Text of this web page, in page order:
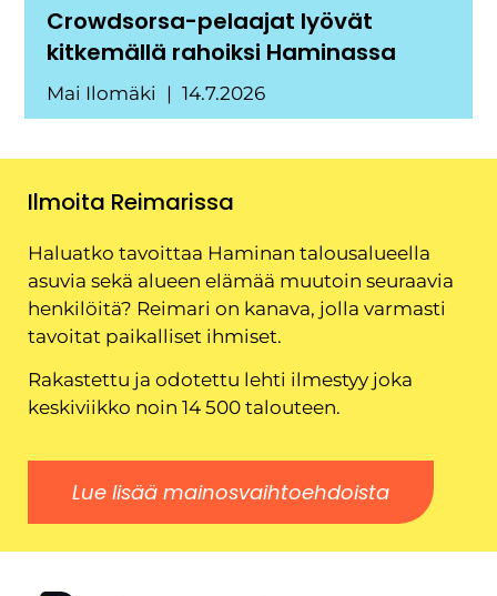
Crowdsorsa-pelaajat lyövät
kitkemällä rahoiksi Haminassa
Mai Ilomäki 14.7.2026
Ilmoita Reimarissa
Haluatko tavoittaa Haminan talousalueella
asuvia sekä alueen elämää muutoin seuraavia
henkilöitä? Reimari on kanava, jolla varmasti
tavoitat paikalliset ihmiset.
Rakastettu ja odotettu lehti ilmestyy joka
keskiviikko noin 14 500 talouteen.
Lue lisää mainosvaihtoehdoista